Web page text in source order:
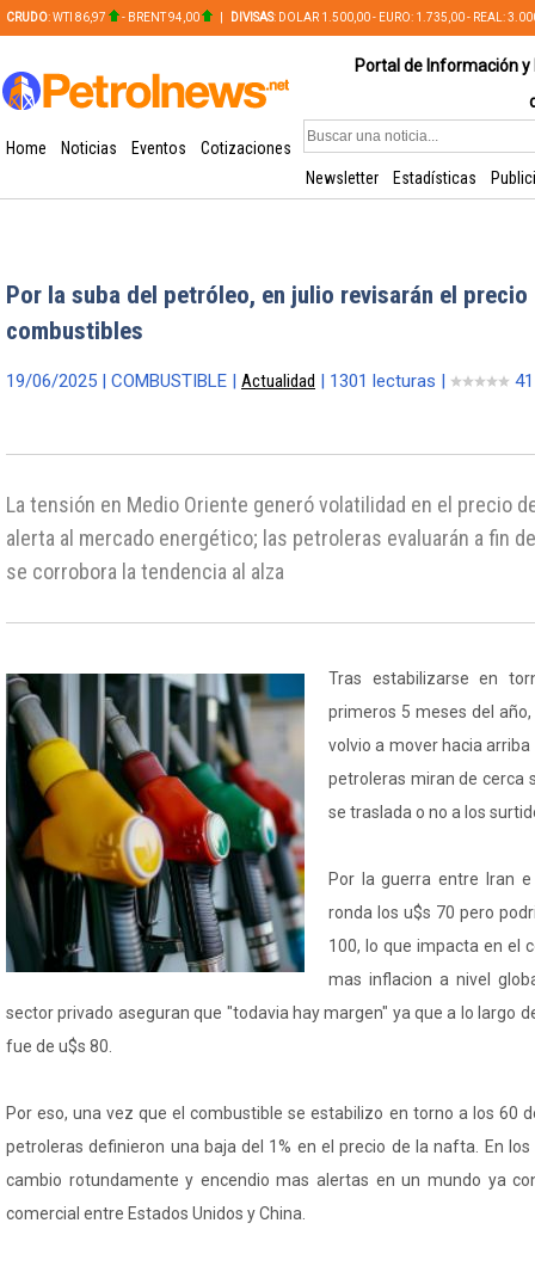
CRUDO: WTI 86,97 - BRENT 94,00 DIVISAS: DOLAR 1.500,00 - EURO: 1.735,00 - REAL:
Portal de Información
Home Noticias Eventos
Cotizaciones
Newsletter
Estadísticas
Por la suba del petróleo, en julio revisarán el precio
combustibles
19/06/2025 | COMBUSTIBLE | Actualidad | 1301 lecturas |
La tensión en Medio Oriente generó volatilidad en el precio
alerta al mercado energético; las petroleras evaluarán a fin
se corrobora la tendencia al alza
Tras estabilizarse en
primeros 5 meses del
volvio a mover hacia
petroleras miran de cerca
se traslada o no a los
Por la guerra entre Iran
ronda los u$s 70 pero
100, lo que impacta en el
mas inflacion a nivel
sector privado aseguran que "todavia hay margen" ya que a lo largo
fue de u$s 80.
Por eso, una vez que el combustible se estabilizo en torno a los 60
petroleras definieron una baja del 1% en el precio de la nafta. En
cambio rotundamente y encendio mas alertas en un mundo ya
comercial entre Estados Unidos y China.